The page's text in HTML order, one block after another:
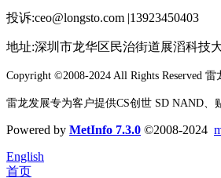
投诉:ceo@longsto.com |13923450403
地址:深圳市龙华区民治街道展滔科技
Copyright ©2008-2024 All Rights Reserved 雷
雷龙发展专为客户提供CS创世 SD NAND、
Powered by MetInfo 7.3.0 ©2008-2024
English
首页